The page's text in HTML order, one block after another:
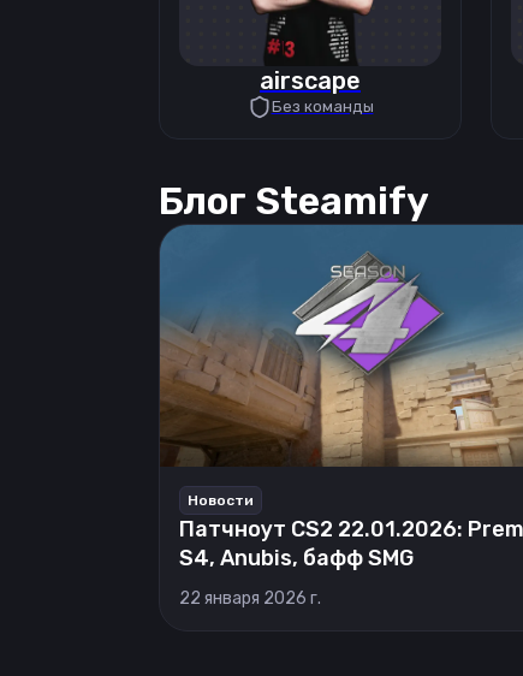
airscape
Без команды
Блог Steamify
Новости
Патчноут CS2 22.01.2026:
S4, Anubis, бафф SMG
22 января 2026 г.